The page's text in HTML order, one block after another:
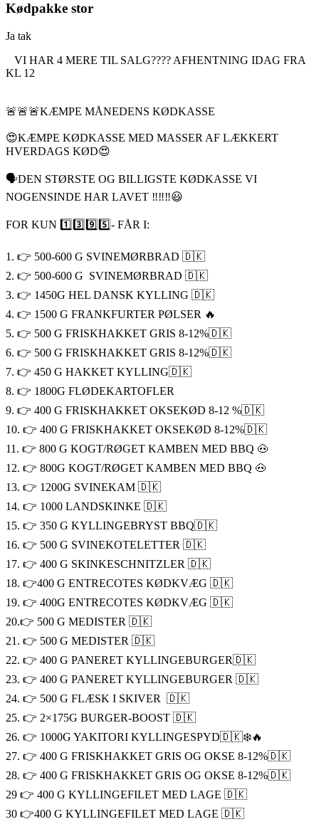
Kødpakke stor
Ja tak
VI HAR 4 MERE TIL SALG???? AFHENTNING IDAG FRA
KL 12
🚨🚨🚨KÆMPE MÅNEDENS KØDKASSE
😍KÆMPE KØDKASSE MED MASSER AF LÆKKERT
HVERDAGS KØD😍
🗣DEN STØRSTE OG BILLIGSTE KØDKASSE VI
NOGENSINDE HAR LAVET ‼️‼️‼️😃
FOR KUN 1️⃣3️⃣9️⃣5️⃣- FÅR I:
1. 👉 500-600 G SVINEMØRBRAD 🇩🇰
2. 👉 500-600 G SVINEMØRBRAD 🇩🇰
3. 👉 1450G HEL DANSK KYLLING 🇩🇰
4. 👉 1500 G FRANKFURTER PØLSER 🔥
5. 👉 500 G FRISKHAKKET GRIS 8-12%🇩🇰
6. 👉 500 G FRISKHAKKET GRIS 8-12%🇩🇰
7. 👉 450 G HAKKET KYLLING🇩🇰
8. 👉 1800G FLØDEKARTOFLER
9. 👉 400 G FRISKHAKKET OKSEKØD 8-12 %🇩🇰
10. 👉 400 G FRISKHAKKET OKSEKØD 8-12%🇩🇰
11. 👉 800 G KOGT/RØGET KAMBEN MED BBQ 🐽
12. 👉 800G KOGT/RØGET KAMBEN MED BBQ 🐽
13. 👉 1200G SVINEKAM 🇩🇰
14. 👉 1000 LANDSKINKE 🇩🇰
15. 👉 350 G KYLLINGEBRYST BBQ🇩🇰
16. 👉 500 G SVINEKOTELETTER 🇩🇰
17. 👉 400 G SKINKESCHNITZLER 🇩🇰
18. 👉400 G ENTRECOTES KØDKVÆG 🇩🇰
19. 👉 400G ENTRECOTES KØDKVÆG 🇩🇰
20.👉 500 G MEDISTER 🇩🇰
21. 👉 500 G MEDISTER 🇩🇰
22. 👉 400 G PANERET KYLLINGEBURGER🇩🇰
23. 👉 400 G PANERET KYLLINGEBURGER 🇩🇰
24. 👉 500 G FLÆSK I SKIVER 🇩🇰
25. 👉 2×175G BURGER-BOOST 🇩🇰
26. 👉 1000G YAKITORI KYLLINGESPYD🇩🇰❄️🔥
27. 👉 400 G FRISKHAKKET GRIS OG OKSE 8-12%🇩🇰
28. 👉 400 G FRISKHAKKET GRIS OG OKSE 8-12%🇩🇰
29 👉 400 G KYLLINGEFILET MED LAGE 🇩🇰
30 👉400 G KYLLINGEFILET MED LAGE 🇩🇰